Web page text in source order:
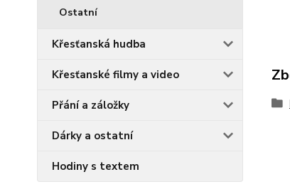
Ostatní
Křesťanská hudba
Křesťanské filmy a video
Přání a záložky
Dárky a ostatní
Hodiny s textem